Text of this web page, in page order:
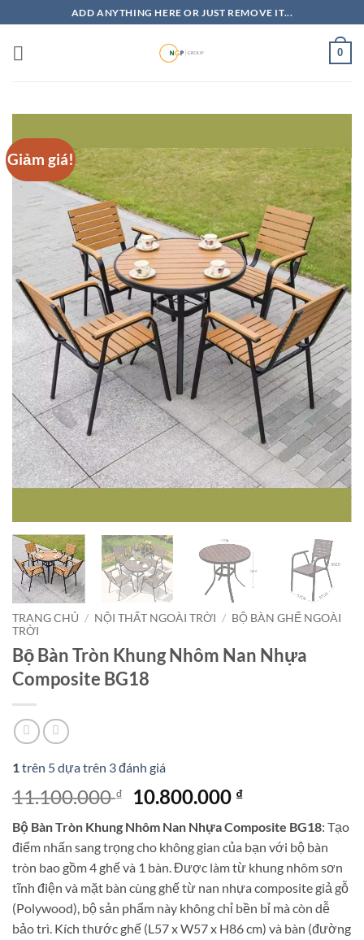
qua
nội
ADD ANYTHING HERE OR JUST REMOVE IT...
0
Giảm giá!
TRANG CHỦ / NỘI THẤT NGOÀI TRỜI / BỘ BÀN GHẾ NGOÀI
TRỜI
Bộ Bàn Tròn Khung Nhôm Nan Nhựa
Composite BG18
1trên 5 dựa trên 3đánh giá
11.100.000₫
Giá
là:
11.100.000 ₫.
10.800.000 ₫Giá
tại
là:
10.800.000 ₫.
Bộ Bàn Tròn Khung Nhôm Nan Nhựa Composite BG18: Tạo
điểm nhấn sang trọng cho không gian của bạn với bộ bàn
tròn bao gồm 4 ghế và 1 bàn. Được làm từ khung nhôm sơn
tĩnh điện và mặt bàn cùng ghế từ nan nhựa composite giả gỗ
(Polywood), bộ sản phẩm này không chỉ bền bỉ mà còn dễ
bảo trì. Kích thước ghế (L57 x W57 x H86 cm) và bàn (đường